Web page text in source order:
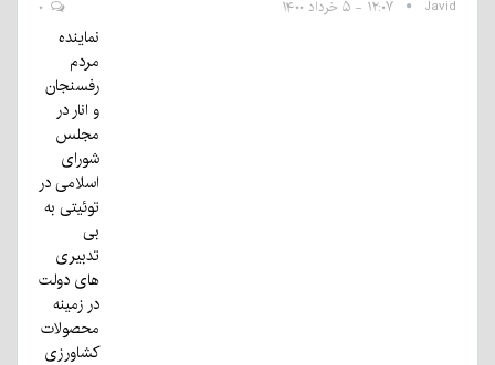
Javid ۱۲:۰۷ - ۵ خرداد ۱۴۰۰
نماینده
مردم
رفسنجان
و انار در
مجلس
شورای
اسلامی در
توئیتی به
بی
تدبیری
های دولت
در زمینه
محصولات
کشاورزی